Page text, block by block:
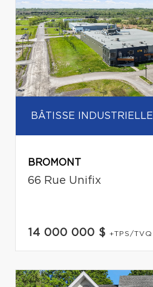
BÂTISSE INDUSTRIELLE
BROMONT
66 Rue Unifix
14 000 000 $ +TPS/TVQ